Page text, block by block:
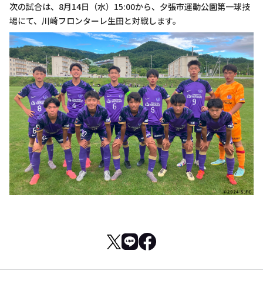
次の試合は、8月14日（水）15:00から、夕張市運動公園第一球技
場にて、川崎フロンターレ生田と対戦します。